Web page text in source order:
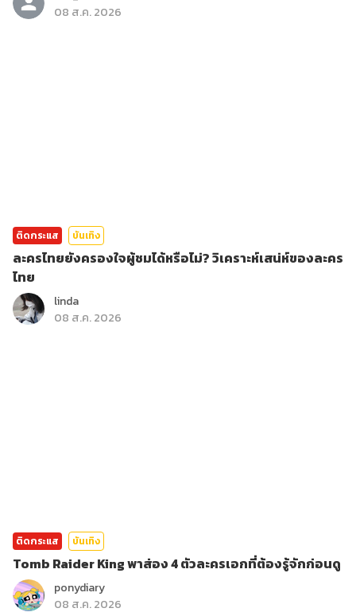
08 ส.ค. 2026
ติดกระแส บันเทิง
ละครไทยยังครองใจผู้ชมได้หรือไม่? วิเคราะห์เสน่ห์ของละคร
ไทย
linda
08 ส.ค. 2026
ติดกระแส บันเทิง
Tomb Raider King พาส่อง 4 ตัวละครเอกที่ต้องรู้จักก่อนดู
ponydiary
08 ส.ค. 2026